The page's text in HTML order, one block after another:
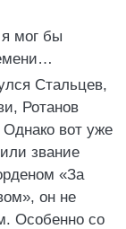
мог бы
Стальцев,
Ротанов
Однако вот уже
звание
«За
он не
Особенно со